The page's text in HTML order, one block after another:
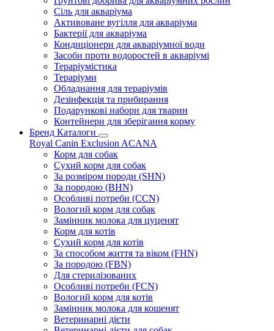
Сіль для акваріума
Активоване вугілля для акваріума
Бактерії для акваріума
Кондиціонери для акваріумної води
Засоби проти водоростей в акваріумі
Тераріумістика
Тераріуми
Обладнання для тераріумів
Дезінфекція та прибирання
Подарункові набори для тварин
Контейнери для зберігання корму
Бренд Каталоги
Royal Canin Exclusion ACANA
Корм для собак
Сухий корм для собак
За розміром породи (SHN)
За породою (BHN)
Особливі потреби (CCN)
Вологий корм для собак
Замінник молока для цуценят
Корм для котів
Сухий корм для котів
За способом життя та віком (FHN)
За породою (FBN)
Для стерилізованих
Особливі потреби (FCN)
Вологий корм для котів
Замінник молока для кошенят
Ветеринарні дієти